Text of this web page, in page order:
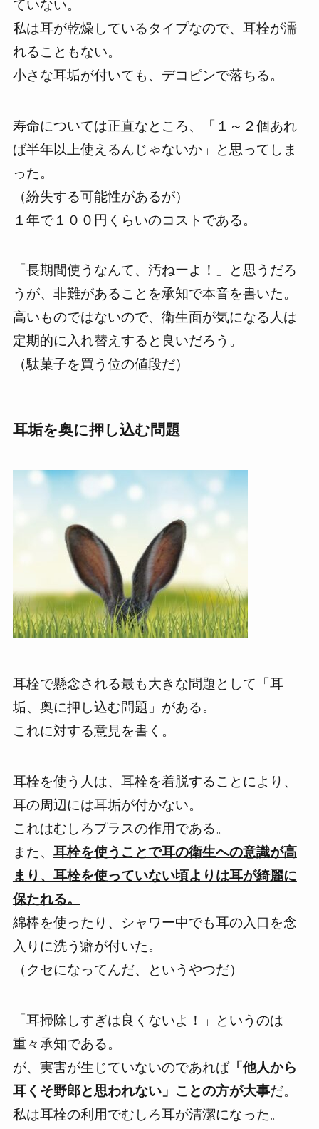
ていない。
私は耳が乾燥しているタイプなので、耳栓が濡
れることもない。
小さな耳垢が付いても、デコピンで落ちる。
寿命については正直なところ、
「１～２個あれ
ば半年以上使えるんじゃないか」
と思ってしま
った。
（紛失する可能性があるが）
１年で１００円くらいのコストである。
「長期間使うなんて、汚ねーよ！」
と思うだろ
うが、非難があることを承知で本音を書いた。
高いものではないので、衛生面が気になる人は
定期的に入れ替えすると良いだろう。
（駄菓子を買う位の値段だ）
耳垢を奥に押し込む問題
耳栓で懸念される最も大きな問題として 「耳
垢、奥に押し込む問題」 がある。
これに対する意見を書く。
耳栓を使う人は、耳栓を着脱することにより、
耳の周辺には耳垢が付かない。
これはむしろプラスの作用である。
また、 耳栓を使うことで耳の衛生への意識が高
まり、耳栓を使っていない頃よりは耳が綺麗に
保たれる。
綿棒を使ったり、シャワー中でも耳の入口を念
入りに洗う癖が付いた。
（クセになってんだ、というやつだ）
「耳掃除しすぎは良くないよ！」というのは
重々承知である。
が、実害が生じていないのであれば「他人から
耳くそ野郎と思われない」ことの方が大事だ。
私は耳栓の利用でむしろ耳が清潔になった。